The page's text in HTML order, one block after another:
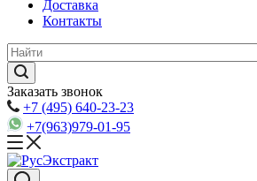
Доставка
Контакты
Заказать звонок
+7 (495) 640-23-23
+7(963)979-01-95